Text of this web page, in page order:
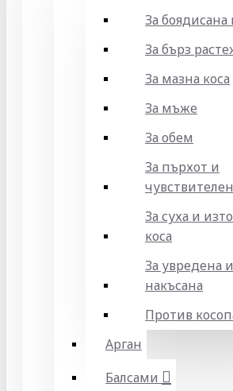
За боядисана
За бърз
За мазна коса
За мъже
За обем
За пърхот и
За суха и
коса
За увредена и
накъсана
Против
Арган
Балсами